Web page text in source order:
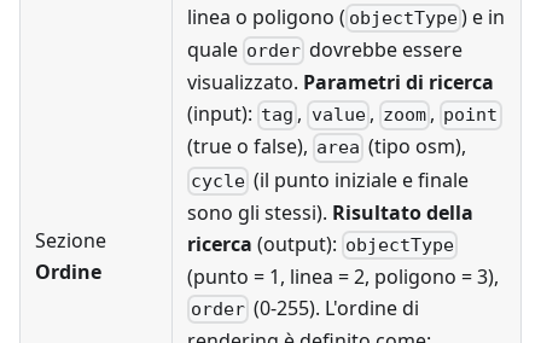
Sezione
Ordine
linea o poligono ( objectType) e in
quale order dovrebbe essere
visualizzato. Parametri di ricerca
(input): tag , value , zoom , point
(true o false), area (tipo osm),
cycle (il punto iniziale e finale
sono gli stessi). Risultato della
ricerca (output): objectType
(punto = 1, linea = 2, poligono = 3),
order (0-255). L'ordine di